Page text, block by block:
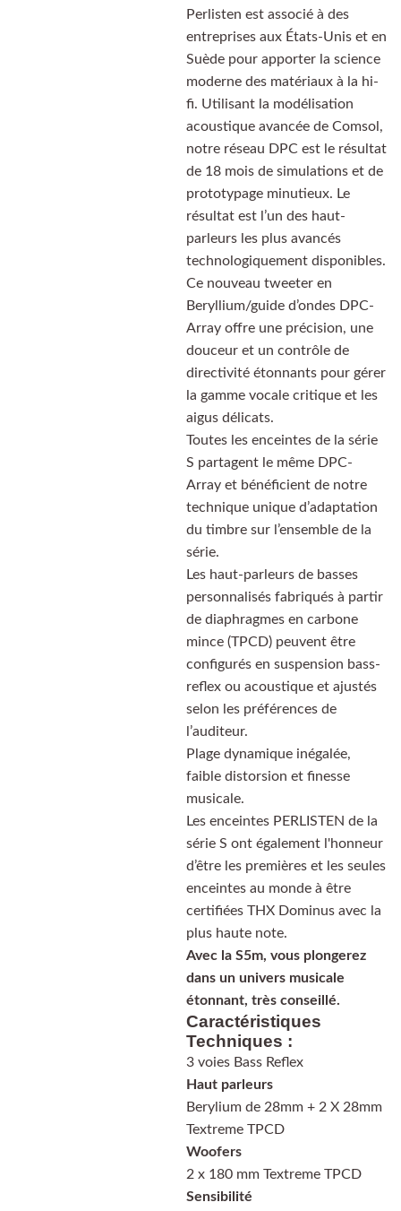
Perlisten est associé à des
entreprises aux États-Unis et en
Suède pour apporter la science
moderne des matériaux à la hi-
fi. Utilisant la modélisation
acoustique avancée de Comsol,
notre réseau DPC est le résultat
de 18 mois de simulations et de
prototypage minutieux. Le
résultat est l’un des haut-
parleurs les plus avancés
technologiquement disponibles.
Ce nouveau tweeter en
Beryllium/guide d’ondes DPC-
Array offre une précision, une
douceur et un contrôle de
directivité étonnants pour gérer
la gamme vocale critique et les
aigus délicats.
Toutes les enceintes de la série
S partagent le même DPC-
Array et bénéficient de notre
technique unique d’adaptation
du timbre sur l’ensemble de la
série.
Les haut-parleurs de basses
personnalisés fabriqués à partir
de diaphragmes en carbone
mince (TPCD) peuvent être
configurés en suspension bass-
reflex ou acoustique et ajustés
selon les préférences de
l’auditeur.
Plage dynamique inégalée,
faible distorsion et finesse
musicale.
Les enceintes PERLISTEN de la
série S ont également l'honneur
d’être les premières et les seules
enceintes au monde à être
certifiées THX Dominus avec la
plus haute note.
Avec la S5m, vous plongerez
dans un univers musicale
étonnant, très conseillé.
Caractéristiques
Techniques :
3 voies Bass Reflex
Haut parleurs
Berylium de 28mm + 2 X 28mm
Textreme TPCD
Woofers
2 x 180 mm Textreme TPCD
Sensibilité